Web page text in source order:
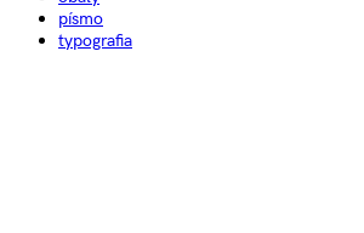
písmo
typografia